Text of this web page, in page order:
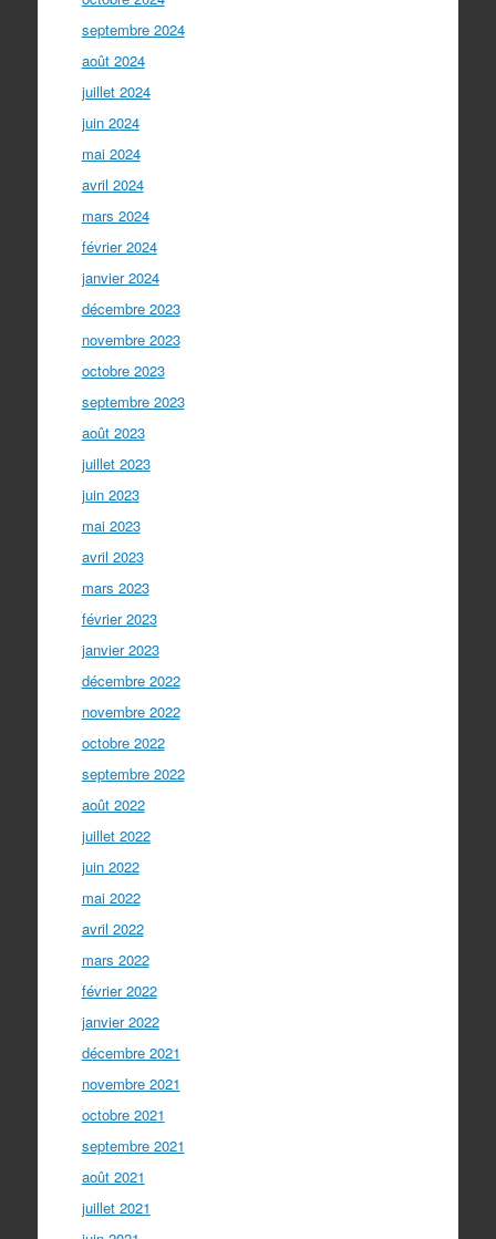
septembre 2024
août 2024
juillet 2024
juin 2024
mai 2024
avril 2024
mars 2024
février 2024
janvier 2024
décembre 2023
novembre 2023
octobre 2023
septembre 2023
août 2023
juillet 2023
juin 2023
mai 2023
avril 2023
mars 2023
février 2023
janvier 2023
décembre 2022
novembre 2022
octobre 2022
septembre 2022
août 2022
juillet 2022
juin 2022
mai 2022
avril 2022
mars 2022
février 2022
janvier 2022
décembre 2021
novembre 2021
octobre 2021
septembre 2021
août 2021
juillet 2021